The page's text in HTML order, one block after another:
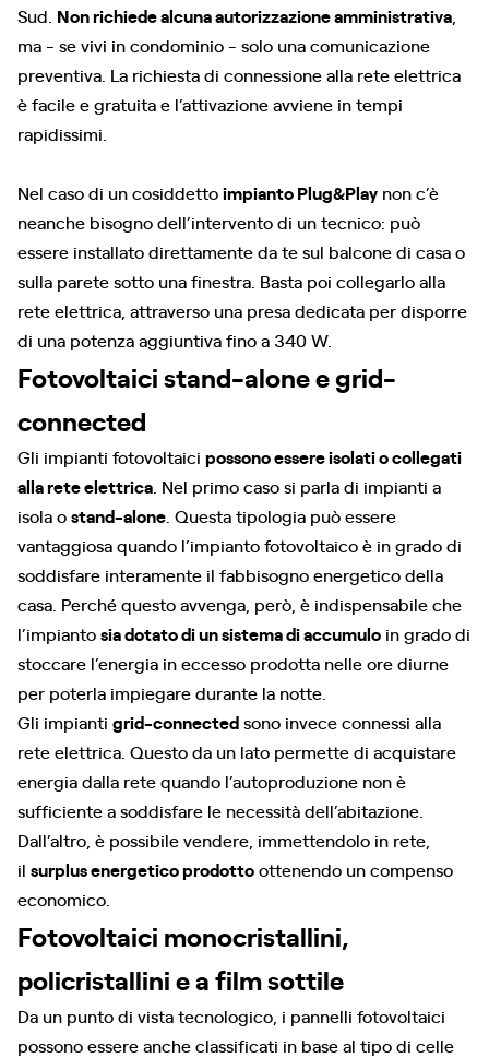
Sud. Non richiede alcuna autorizzazione amministrativa
ma - se vivi in condominio - solo una comunicazione
preventiva. La richiesta di connessione alla rete elettrica
è facile e gratuita e l’attivazione avviene in tempi
rapidissimi.
Nel caso di un cosiddettoimpianto Plug&Play non c’è
neanche bisogno dell’intervento di un tecnico: può
essere installato direttamente da te sul balcone di casa o
sulla parete sotto una finestra. Basta poi collegarlo alla
rete elettrica, attraverso una presa dedicata per disporre
di una potenza aggiuntiva fino a 340 W.
Fotovoltaici stand-alone e grid-
connected
Gli impianti fotovoltaici possono essere isolati o collegati
alla rete elettrica . Nel primo caso si parla di impianti a
isola ostand-alone . Questa tipologia può essere
vantaggiosa quando l’impianto fotovoltaico è in grado di
soddisfare interamente il fabbisogno energetico della
casa. Perché questo avvenga, però, è indispensabile che
l’impiantosia dotato di un sistema di accumulo in grado di
stoccare l’energia in eccesso prodotta nelle ore diurne
per poterla impiegare durante la notte.
Gli impianti grid-connectedsono invece connessi alla
rete elettrica. Questo da un lato permette di acquistare
energia dalla rete quando l’autoproduzione non è
sufficiente a soddisfare le necessità dell’abitazione.
Dall’altro, è possibile vendere, immettendolo in rete,
il surplus energetico prodottoottenendo un compenso
economico.
Fotovoltaici monocristallini,
policristallini e a film sottile
Da un punto di vista tecnologico, i pannelli fotovoltaici
possono essere anche classificati in base al tipo di celle